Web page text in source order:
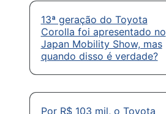
13ª geração do Toyota
Corolla foi apresentado no
Japan Mobility Show, mas
quando disso é verdade?
Por R$ 103 mil, o Toyota